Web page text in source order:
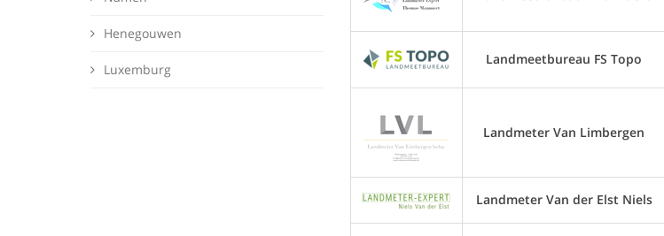
Henegouwen
Luxemburg
Landmeetbureau FS Topo
Landmeter Van Limbergen
Landmeter Van der Elst Niels